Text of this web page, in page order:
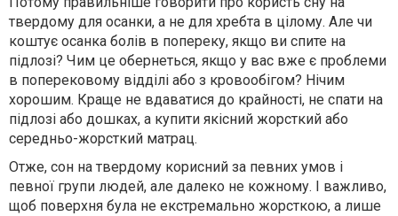
твердому для осанки, а не для хребта в цілому. Але чи
коштує осанка болів в попереку, якщо ви спите на
підлозі? Чим це обернеться, якщо у вас вже є проблеми
в поперековому відділі або з кровообігом? Нічим
хорошим. Краще не вдаватися до крайності, не спати на
підлозі або дошках, а купити якісний жорсткий або
середньо-жорсткий матрац.
Отже, сон на твердому корисний за певних умов і
певної групи людей, але далеко не кожному. І важливо,
щоб поверхня була не екстремально жорсткою, а лише